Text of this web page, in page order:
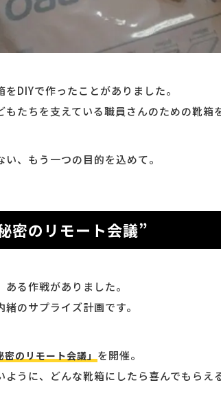
DIYで作ったことがありました。
たちを支えている職員さんのための靴箱
、もう一つの目的を込めて。
密のリモート会議”
る作戦がありました。
のサプライズ計画です。
密のリモート会議」 を開催。
うに、どんな靴箱にしたら喜んでもらえ